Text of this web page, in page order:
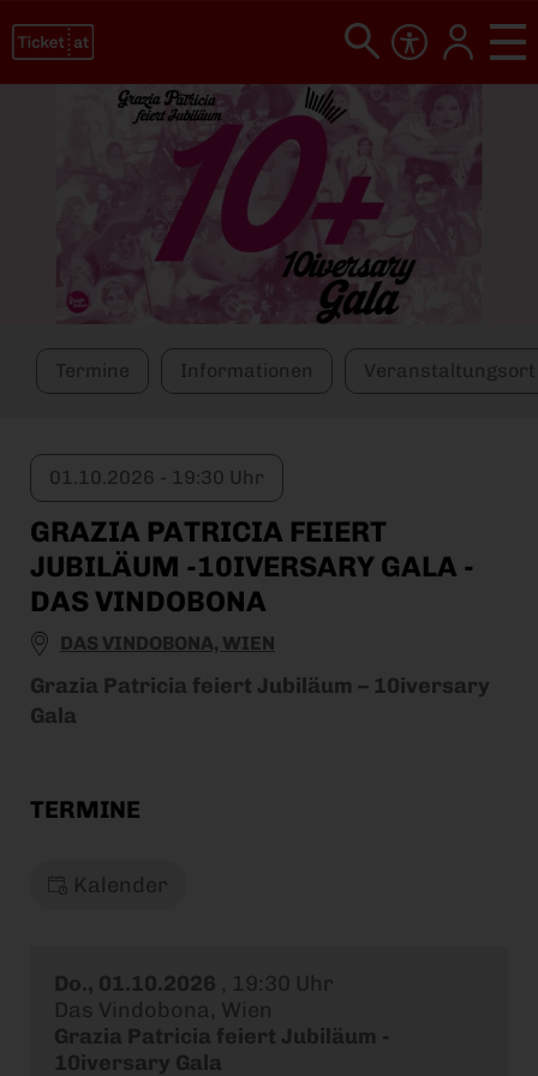
Termine Informationen Veranstaltungsort
01.10.2026 - 19:30 Uhr
GRAZIA PATRICIA FEIERT
JUBILÄUM -10IVERSARY GALA -
DAS VINDOBONA
DAS VINDOBONA, WIEN
Grazia Patricia feiert Jubiläum – 10iversary
Gala
TERMINE
Kalender
Do., 01.10.2026 , 19:30 Uhr
Das Vindobona, Wien
Grazia Patricia feiert Jubiläum -
10iversary Gala